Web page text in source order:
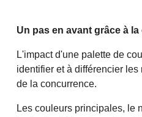
Un pas en avant grâce à
L'impact d'une palette de
identifier et à différencier
de la concurrence.
Les couleurs principales, le